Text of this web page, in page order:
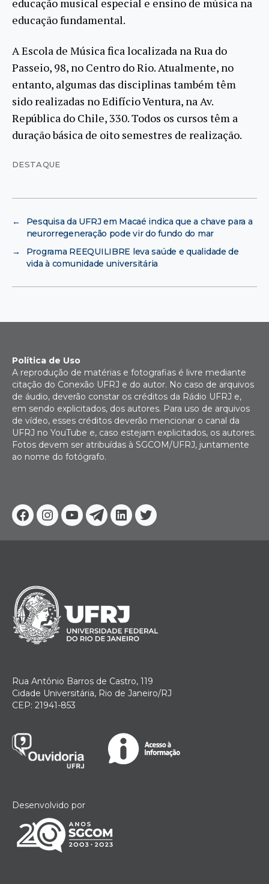
educação musical especial e ensino de música na
educação fundamental.
A Escola de Música fica localizada na Rua do
Passeio, 98, no Centro do Rio. Atualmente, no
entanto, algumas das disciplinas também têm
sido realizadas no Edifício Ventura, na Av.
República do Chile, 330. Todos os cursos têm a
duração básica de oito semestres de realização.
DESTAQUE
←
Pesquisa da UFRJ em Macaé indica que a chave para a
neurorregeneração pode vir do fundo do mar
→
Programa REEQUILIBRE leva saúde e qualidade de
vida à comunidade universitária
Facebook
Instagram
YoutubeTelegram
Linkedin
Twitter
Política de Uso
A reprodução de matérias e fotografias é livre mediante
citação do Conexão UFRJ e do autor. No caso de arquivos
de áudio, deverão constar os créditos da Rádio UFRJ e,
em sendo explicitados, dos autores. Para uso de arquivos
de vídeo, esses créditos deverão mencionar o canal da
UFRJ no YouTube e, caso estejam explicitados, os autores.
Fotos devem ser atribuídas à SGCOM/UFRJ, juntamente
ao nome do fotógrafo.
Rua Antônio Barros de Castro, 119
Cidade Universitária, Rio de Janeiro/RJ
CEP: 21941-853
Desenvolvido por